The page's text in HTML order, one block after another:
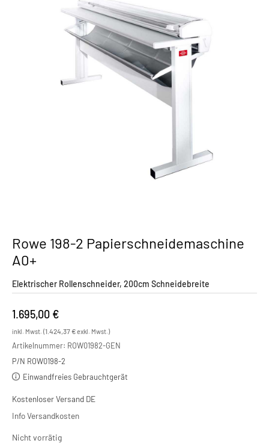
Rowe 198-2 Papierschneidemaschine
A0+
Elektrischer Rollenschneider, 200cm Schneidebreite
1.695,00 €
inkl. Mwst. (1.424,37€exkl. Mwst.)
Artikelnummer: ROW01982-GEN
P/N ROW0198-2
Einwandfreies Gebrauchtgerät
Kostenloser Versand DE
Info Versandkosten
Nicht vorrätig